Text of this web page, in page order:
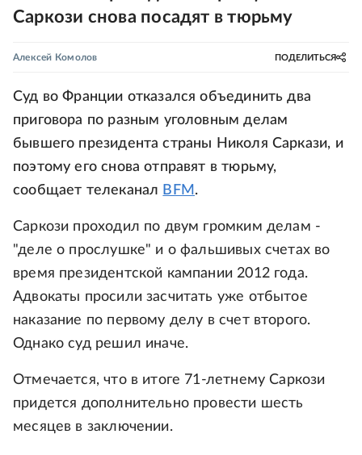
Саркози снова посадят в тюрьму
Алексей Комолов ПОДЕЛИТЬСЯ
Суд во Франции отказался объединить два
приговора по разным уголовным делам
бывшего президента страны Николя Саркази, и
поэтому его снова отправят в тюрьму,
сообщает телеканал BFM .
Саркози проходил по двум громким делам -
"деле о прослушке" и о фальшивых счетах во
время президентской кампании 2012 года.
Адвокаты просили засчитать уже отбытое
наказание по первому делу в счет второго.
Однако суд решил иначе.
Отмечается, что в итоге 71-летнему Саркози
придется дополнительно провести шесть
месяцев в заключении.